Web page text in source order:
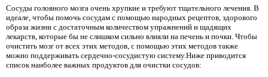
Сосуды головного мозга очень хрупкие и требуют тщательного лечения. В
идеале, чтобы помочь сосудам с помощью народных рецептов, здорового
образа жизни с достаточным количеством упражнений и щадящих
лекарств, которые бы не слишком сильно влияли на печень и почки. Чтобы
очистить мозг от всех этих методов, с помощью этих методов также
можно поддерживать сердечно-сосудистую систему.Ниже приводится
список наиболее важных продуктов для очистки сосудов: